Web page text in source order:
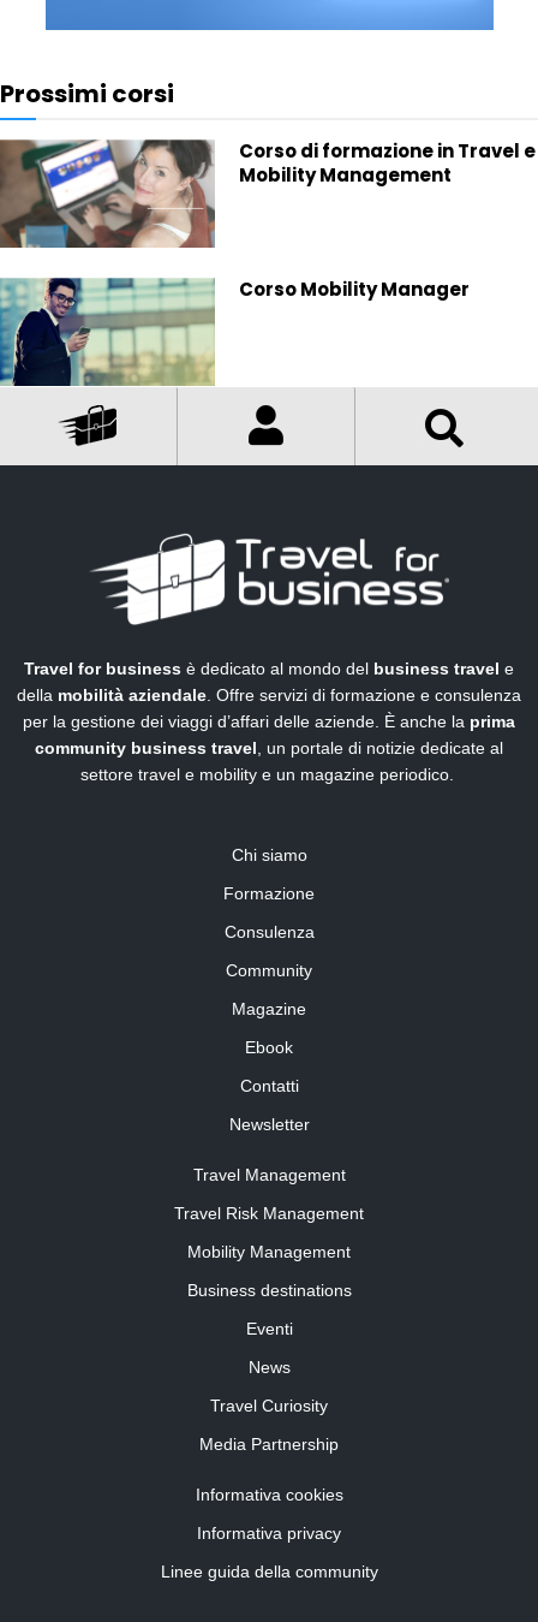
Prossimi corsi
Corso di formazione in Travel e
Mobility Management
Corso Mobility Manager
Travel for business è dedicato al mondo del business travel e
della mobilità aziendale. Offre servizi di formazione e consulenza
per la gestione dei viaggi d’affari delle aziende. È anche la prima
community business travel, un portale di notizie dedicate al
settore travel e mobility e un magazine periodico.
Chi siamo
Formazione
Consulenza
Community
Magazine
Ebook
Contatti
Newsletter
Travel Management
Travel Risk Management
Mobility Management
Business destinations
Eventi
News
Travel Curiosity
Media Partnership
Informativa cookies
Informativa privacy
Linee guida della community